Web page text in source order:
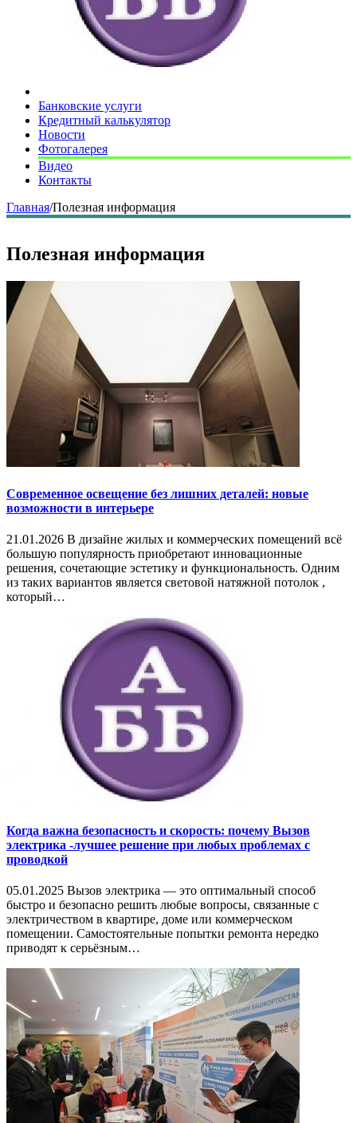
Банковские услуги
Кредитный калькулятор
Новости
Фотогалерея
Видео
Контакты
Главная/Полезная информация
Полезная информация
Современное освещение без лишних деталей: новые
возможности в интерьере
21.01.2026 В дизайне жилых и коммерческих помещений всё
большую популярность приобретают инновационные
решения, сочетающие эстетику и функциональность. Одним
из таких вариантов является световой натяжной потолок ,
который…
Когда важна безопасность и скорость: почему Вызов
электрика -лучшее решение при любых проблемах с
проводкой
05.01.2025 Вызов электрика — это оптимальный способ
быстро и безопасно решить любые вопросы, связанные с
электричеством в квартире, доме или коммерческом
помещении. Самостоятельные попытки ремонта нередко
приводят к серьёзным…